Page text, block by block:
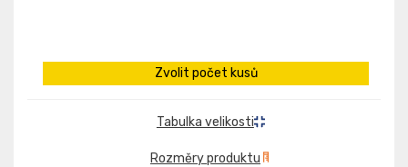
Zvolit počet kusů
Tabulka velikosti
Rozměry produktu